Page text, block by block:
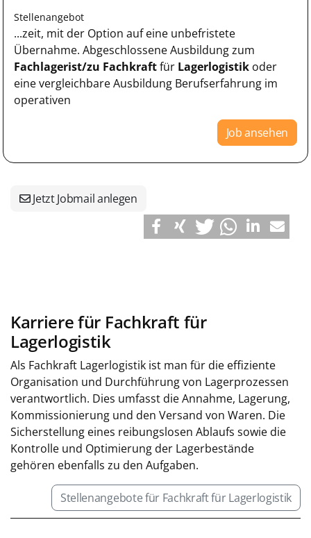
Stellenangebot
...zeit, mit der Option auf eine unbefristete
Übernahme. Abgeschlossene Ausbildung zum
Fachlagerist/zu Fachkraftfür Lagerlogistik oder
eine vergleichbare Ausbildung Berufserfahrung im
operativen
Job ansehen
Jetzt Jobmail anlegen
Karriere für Fachkraft für
Lagerlogistik
Als Fachkraft Lagerlogistik ist man für die effiziente
Organisation und Durchführung von Lagerprozessen
verantwortlich. Dies umfasst die Annahme, Lagerung,
Kommissionierung und den Versand von Waren. Die
Sicherstellung eines reibungslosen Ablaufs sowie die
Kontrolle und Optimierung der Lagerbestände
gehören ebenfalls zu den Aufgaben.
Stellenangebote für Fachkraft für Lagerlogistik